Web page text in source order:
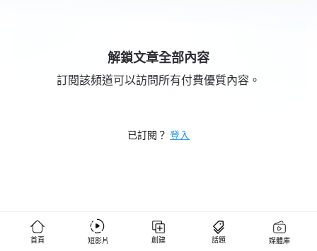
解鎖文章全部內容
訂閱該頻道可以訪問所有付費優質內容。
已訂閱？ 登入
首頁 短影片 創建 話題 媒體庫